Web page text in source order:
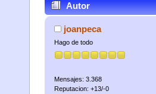
Autor
joanpeca
Hago de todo
Mensajes: 3.368
Reputacion: +13/-0